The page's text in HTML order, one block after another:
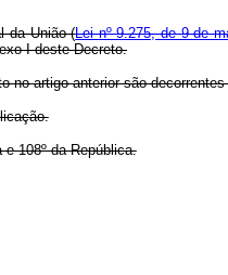
da União (Lei nº 9.275, de 9 de
I deste Decreto.
no artigo anterior são
108º da República.